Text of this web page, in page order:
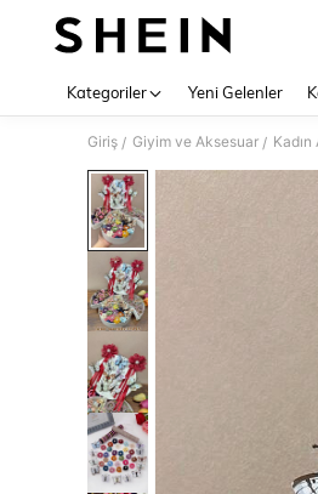
Kategoriler Yeni Gelenler
Giriş / Giyim ve Aksesuar / Kadın